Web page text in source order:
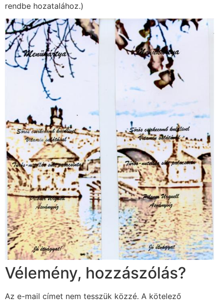
rendbe hozatalához.)
Vélemény, hozzászólás?
Az e-mail címet nem tesszük közzé. A kötelező